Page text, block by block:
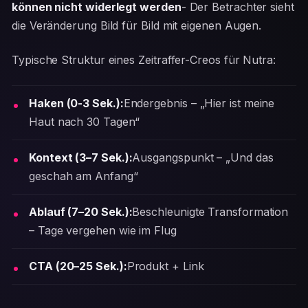
können nicht widerlegt werden- Der Betrachter sieht
die Veränderung Bild für Bild mit eigenen Augen.
Typische Struktur eines Zeitraffer-Creos für Nutra:
Haken (0-3 Sek.):Endergebnis – „Hier ist meine
Haut nach 30 Tagen“
Kontext (3–7 Sek.):Ausgangspunkt – „Und das
geschah am Anfang“
Ablauf (7–20 Sek.):Beschleunigte Transformation
– Tage vergehen wie im Flug
CTA (20–25 Sek.):Produkt + Link